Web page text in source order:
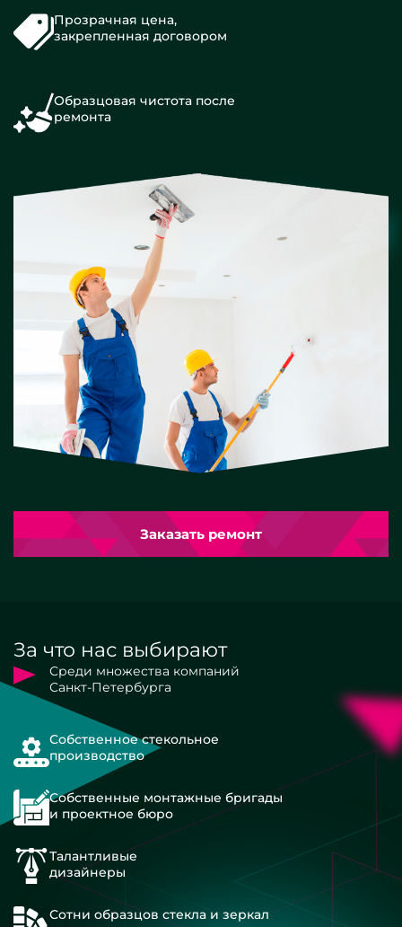
Прозрачная цена,
закрепленная договором
Образцовая чистота после
ремонта
Заказать ремонт
За что нас выбирают
Среди множества компаний
Санкт-Петербурга
Собственное стекольное
производство
Собственные монтажные бригады
и проектное бюро
Талантливые
дизайнеры
Сотни образцов стекла и зеркал